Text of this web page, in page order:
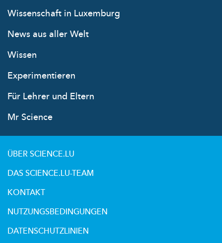
Wissenschaft in Luxemburg
News aus aller Welt
Wissen
Experimentieren
Für Lehrer und Eltern
Mr Science
ÜBER SCIENCE.LU
DAS SCIENCE.LU-TEAM
KONTAKT
NUTZUNGSBEDINGUNGEN
DATENSCHUTZLINIEN